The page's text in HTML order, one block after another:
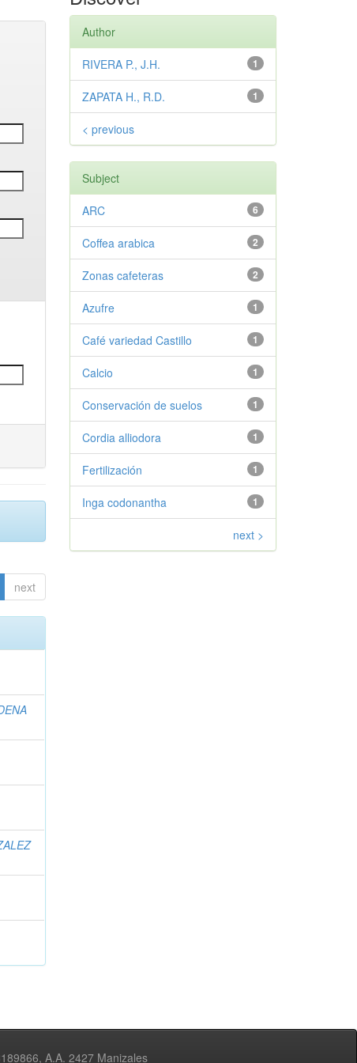
next
Author
1
RIVERA P., J.H.
1
ZAPATA H., R.D.
< previous
Subject
6
ARC
2
Coffea arabica
2
Zonas cafeteras
1
Azufre
1
Café variedad Castillo
1
Calcio
1
Conservación de suelos
1
Cordia alliodora
1
Fertilización
1
Inga codonantha
next >
A.A. 2427 Manizales